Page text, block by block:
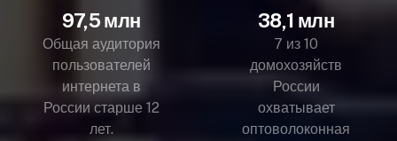
97,5 млн
Общая аудитория
пользователей
интернета в
России старше 12
лет.
38,1 млн
7 из 10
домохозяйств
России
охватывает
оптоволоконная